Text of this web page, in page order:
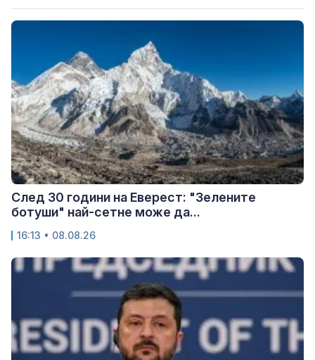
След 30 години на Еверест: "Зелените
ботуши" най-сетне може да...
16:13 • 08.08.26